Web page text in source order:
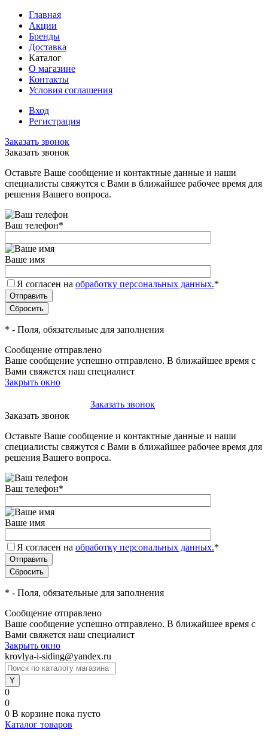
Главная
Акции
Бренды
Доставка
Каталог
О магазине
Контакты
Условия соглашения
Вход
Регистрация
Заказать звонок
Заказать звонок
Оставьте Ваше сообщение и контактные данные и наши
специалисты свяжутся с Вами в ближайшее рабочее время для
решения Вашего вопроса.
Ваш телефон*
Ваше имя
Я согласен на обработку персональных данных.*
* - Поля, обязательные для заполнения
Сообщение отправлено
Ваше сообщение успешно отправлено. В ближайшее время с
Вами свяжется наш специалист
Закрыть окно
Заказать звонок
Заказать звонок
Оставьте Ваше сообщение и контактные данные и наши
специалисты свяжутся с Вами в ближайшее рабочее время для
решения Вашего вопроса.
Ваш телефон*
Ваше имя
Я согласен на обработку персональных данных.*
* - Поля, обязательные для заполнения
Сообщение отправлено
Ваше сообщение успешно отправлено. В ближайшее время с
Вами свяжется наш специалист
Закрыть окно
krovlya-i-siding@yandex.ru
0
0
0 В корзине пока пусто
Каталог товаров